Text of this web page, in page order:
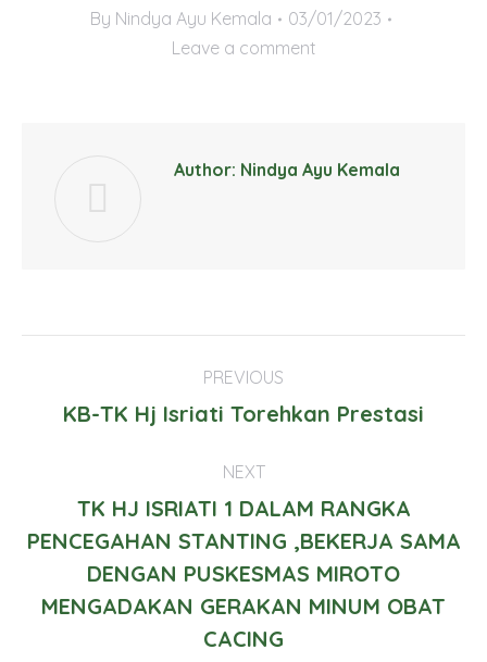
By Nindya Ayu Kemala
03/01/2023
Leave a comment
Author: Nindya Ayu Kemala
navigation
PREVIOUS
Previous
KB-TK Hj Isriati Torehkan Prestasi
NEXT
Next
post:
TK HJ ISRIATI 1 DALAM RANGKA
PENCEGAHAN STANTING ,BEKERJA SAMA
DENGAN PUSKESMAS MIROTO
MENGADAKAN GERAKAN MINUM OBAT
CACING